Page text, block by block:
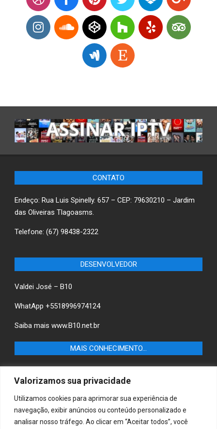
Valorizamos sua privacidade
Utilizamos cookies para aprimorar sua experiência de
navegação, exibir anúncios ou conteúdo personalizado e
analisar nosso tráfego. Ao clicar em “Aceitar todos”, você
CONTATO
Endeço: Rua Luis Spinelly. 657 – CEP: 79630210 – Jardim
das Oliveiras Tlagoasms.
Telefone: (67) 98438-2322
DESENVOLVEDOR
Valdei José – B10
WhatApp +5518996974124
Saiba mais www.B10.net.br
MAIS CONHECIMENTO…
Castilho-SP e descubra as melhores empresas e serviços
locais.
B10 Brasil – Informação e Poder